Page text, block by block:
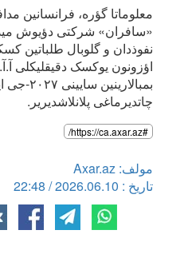
معلوماتا گؤره، فرانسانین
«سافران» شرکتی دؤیوش
نفوذدان و گلوبال طلباتین
اؤزونون یوکسک دقیقلیکلی
چاتدیرماغی پلانلاشدیریر.
#https://ca.axar.az/
مولف: Axar.az
تاریخ : 2026.06.10 / 22:48